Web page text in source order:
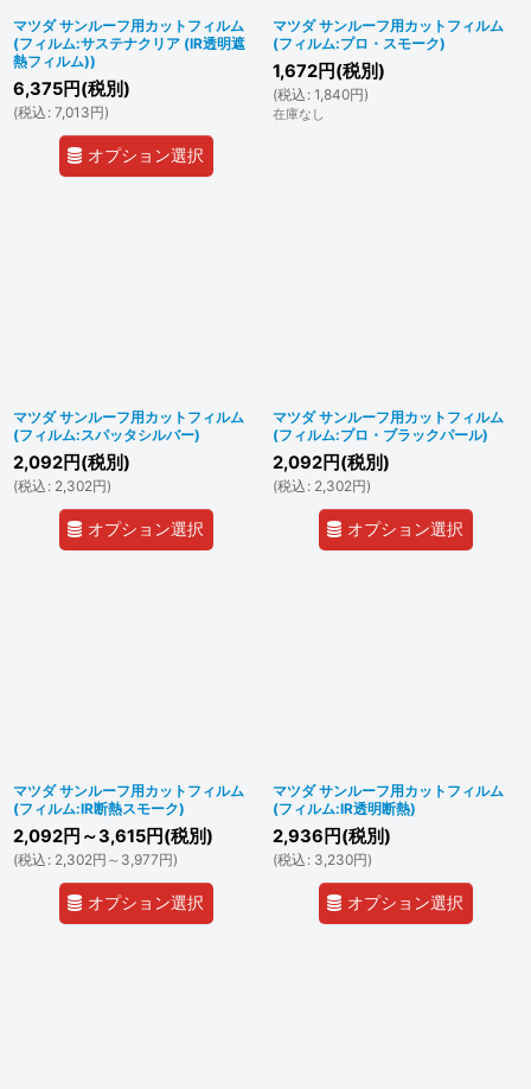
マツダ サンルーフ用カットフィルム
(フィルム:サステナクリア (IR透明遮
熱フィルム))
6,375円(税別)
(税込 : 7,013円)
オプション選択
マツダ サンルーフ用カットフィルム
(フィルム:プロ・スモーク)
1,672円(税別)
(税込 : 1,840円)
在庫なし
マツダ サンルーフ用カットフィルム
(フィルム:スパッタシルバー)
2,092円(税別)
(税込 : 2,302円)
オプション選択
マツダ サンルーフ用カットフィルム
(フィルム:プロ・ブラックパール)
2,092円(税別)
(税込 : 2,302円)
オプション選択
マツダ サンルーフ用カットフィルム
(フィルム:IR断熱スモーク)
2,092円 ～3,615円(税別)
(税込 : 2,302円 ～3,977円)
オプション選択
マツダ サンルーフ用カットフィルム
(フィルム:IR透明断熱)
2,936 円(税別)
(税込 : 3,230円)
オプション選択